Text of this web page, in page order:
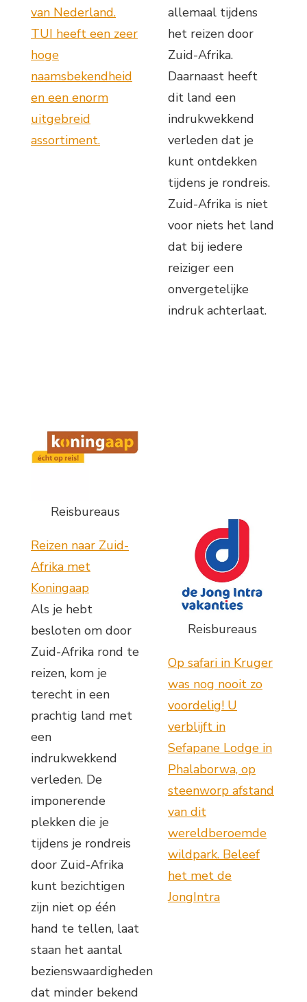
van Nederland.
TUI heeft een zeer
hoge
naamsbekendheid
en een enorm
uitgebreid
assortiment.
allemaal tijdens
het reizen door
Zuid-Afrika.
Daarnaast heeft
dit land een
indrukwekkend
verleden dat je
kunt ontdekken
tijdens je rondreis.
Zuid-Afrika is niet
voor niets het land
dat bij iedere
reiziger een
onvergetelijke
indruk achterlaat.
Reisbureaus
Reizen naar Zuid-
Afrika met
Koningaap
Als je hebt
besloten om door
Zuid-Afrika rond te
reizen, kom je
terecht in een
prachtig land met
een
indrukwekkend
verleden. De
imponerende
plekken die je
tijdens je rondreis
door Zuid-Afrika
kunt bezichtigen
zijn niet op één
hand te tellen, laat
staan het aantal
bezienswaardigheden
dat minder bekend
Reisbureaus
Op safari in Kruger
was nog nooit zo
voordelig! U
verblijft in
Sefapane Lodge in
Phalaborwa, op
steenworp afstand
van dit
wereldberoemde
wildpark. Beleef
het met de
JongIntra